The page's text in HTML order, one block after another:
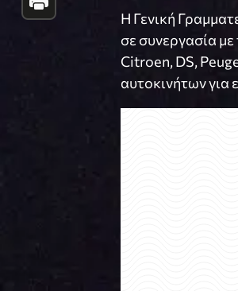
H Γενική
σε συνεργασία
Citroen, DS,
αυτοκινήτων για